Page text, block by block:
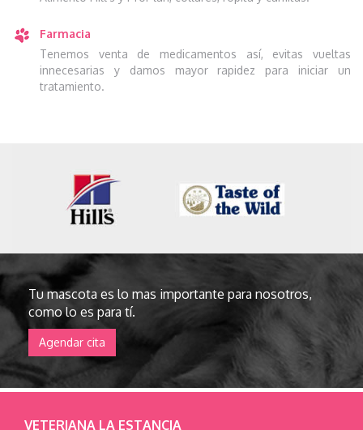
Farmacia
Tenemos venta de medicamentos así, evitas vueltas
innecesarias y damos mayor rapidez para iniciar un
tratamiento.
Tu mascota es lo mas importante para nosotros,
como lo es para tí.
Agendar cita
VETERIANA LA ESTANCIA